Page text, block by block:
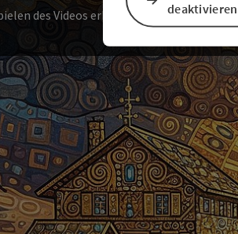
des Videos erklären Sie sichdeaktivieren